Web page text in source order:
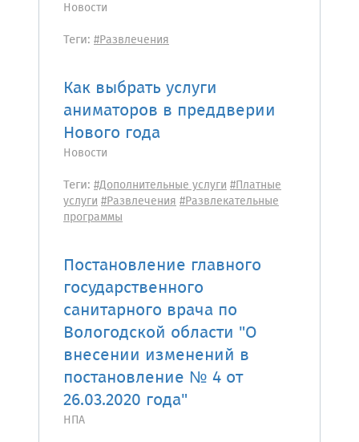
Новости
Теги: #Развлечения
Как выбрать услуги
аниматоров в преддверии
Нового года
Новости
Теги: #Дополнительные услуги#Платные
услуги#Развлечения#Развлекательные
программы
Постановление главного
государственного
санитарного врача по
Вологодской области "О
внесении изменений в
постановление № 4 от
26.03.2020 года"
НПА